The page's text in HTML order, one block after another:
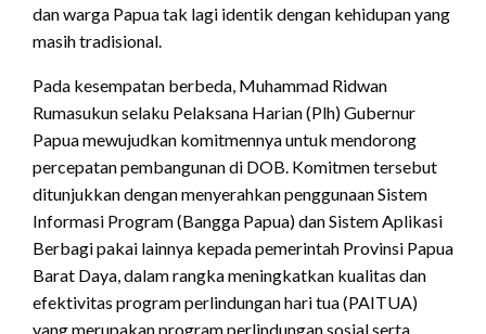
dan warga Papua tak lagi identik dengan kehidupan yang
masih tradisional.
Pada kesempatan berbeda, Muhammad Ridwan
Rumasukun selaku Pelaksana Harian (Plh) Gubernur
Papua mewujudkan komitmennya untuk mendorong
percepatan pembangunan di DOB. Komitmen tersebut
ditunjukkan dengan menyerahkan penggunaan Sistem
Informasi Program (Bangga Papua) dan Sistem Aplikasi
Berbagi pakai lainnya kepada pemerintah Provinsi Papua
Barat Daya, dalam rangka meningkatkan kualitas dan
efektivitas program perlindungan hari tua (PAITUA)
yang merupakan program perlindungan sosial serta